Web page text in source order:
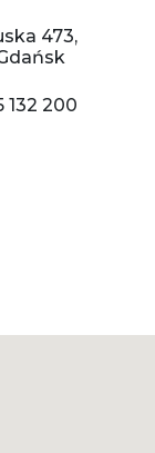
473,
132 200